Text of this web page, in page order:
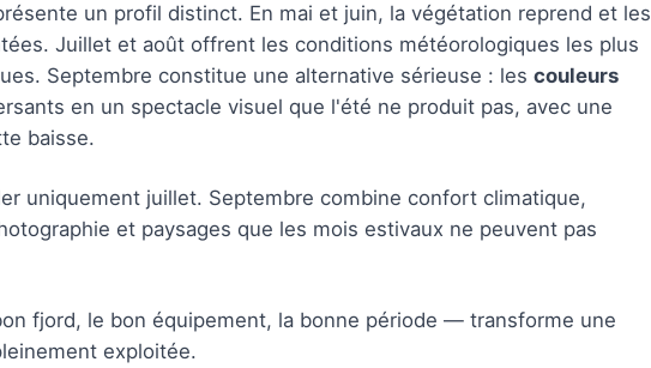
un profil distinct. En mai et juin, la végétation reprend et les
Juillet et août offrent les conditions météorologiques les plus
Septembre constitue une alternative sérieuse : les couleurs
en un spectacle visuel que l'été ne produit pas, avec une
baisse.
uniquement juillet. Septembre combine confort climatique,
et paysages que les mois estivaux ne peuvent pas
fjord, le bon équipement, la bonne période — transforme une
exploitée.